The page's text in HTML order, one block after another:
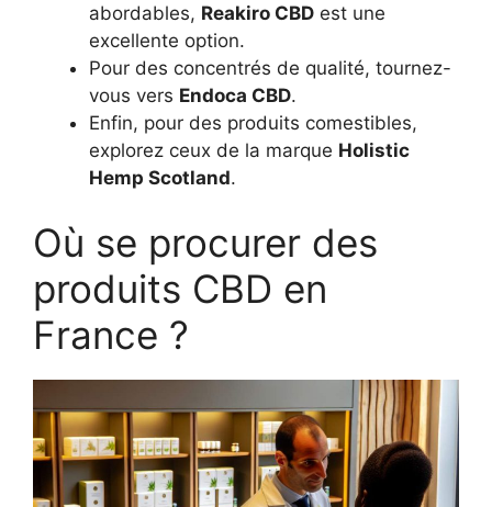
abordables, Reakiro CBD est une
excellente option.
Pour des concentrés de qualité, tournez-
vous vers Endoca CBD.
Enfin, pour des produits comestibles,
explorez ceux de la marque Holistic
Hemp Scotland.
Où se procurer des
produits CBD en
France ?